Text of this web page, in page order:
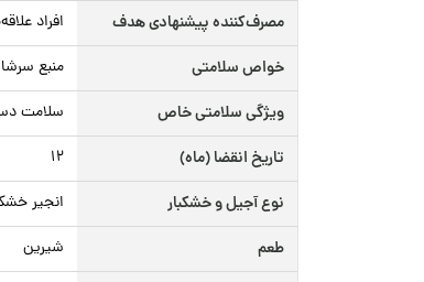
مصرف‌کننده پیشنهادی هدف افراد
خواص سلامتی منبع
ویژگی سلامتی خاص سلامت
تاریخ انقضا (ماه) ۱۲
نوع آجیل و خشکبار انجیر
طعم شیرین